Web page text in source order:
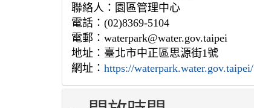
聯絡人：園區管理中心
電話：(02)8369-5104
電郵：waterpark@water.gov.taipei
地址：臺北市中正區思源街1號
網址： https://waterpark.water.gov.taipei/